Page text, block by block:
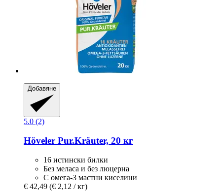
Добавяне
5.0 (2)
Höveler Pur.Kräuter, 20 кг
16 истински билки
Без меласа и без люцерна
С омега-3 мастни киселини
€ 42,49 (€ 2,12 / кг)